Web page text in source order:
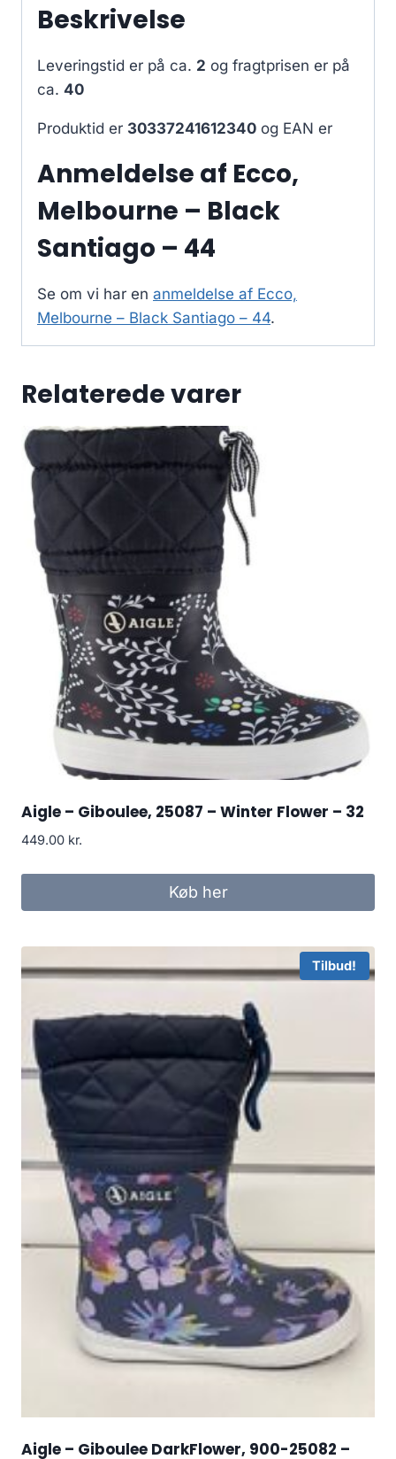
Beskrivelse
Leveringstid er på ca. 2 og fragtprisen er på
ca. 40
Produktid er 30337241612340 og EAN er
Anmeldelse af Ecco,
Melbourne – Black
Santiago – 44
Se om vi har en anmeldelse af Ecco,
Melbourne – Black Santiago – 44.
Relaterede varer
Aigle – Giboulee, 25087 – Winter Flower – 32
449.00 kr.
Køb her
Tilbud!
Aigle – Giboulee DarkFlower, 900-25082 –